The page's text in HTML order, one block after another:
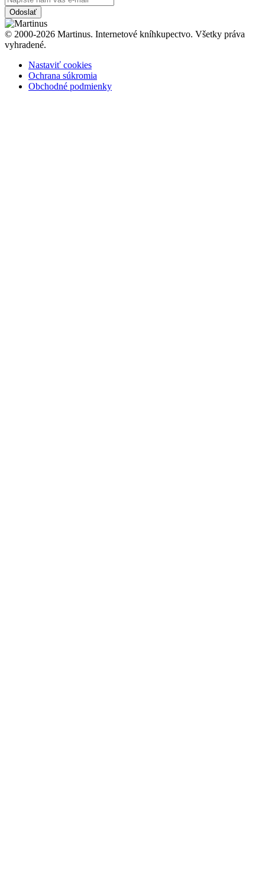
Odoslať
© 2000-2026 Martinus. Internetové kníhkupectvo. Všetky práva
vyhradené.
Nastaviť cookies
Ochrana súkromia
Obchodné podmienky